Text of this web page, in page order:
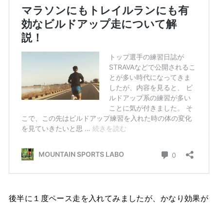
後半に１度ペース走を入れてみましたが、かなり効果が